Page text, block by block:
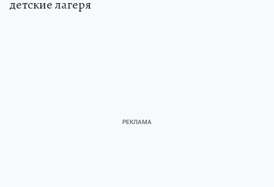
детские лагеря